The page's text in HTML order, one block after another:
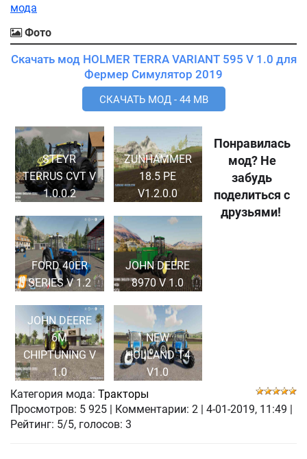
мода
Фото
Скачать мод HOLMER TERRA VARIANT 595 V 1.0 для
Фермер Симулятор 2019
СКАЧАТЬ МОД - 44 MB
STEYR
TERRUS CVT V
1.0.0.2
ZUNHAMMER
18.5 PE
V1.2.0.0
FORD 40ER
SERIES V 1.2
JOHN DEERE
8970 V 1.0
JOHN DEERE
6M
CHIPTUNING V
1.0
NEW
HOLLAND T4
V1.0
Понравилась
мод? Не
забудь
поделиться с
друзьями!
Категория мода: Тракторы
Просмотров: 5 925 Комментарии: 2 4-01-2019, 11:49
Рейтинг: 5/5, голосов: 3